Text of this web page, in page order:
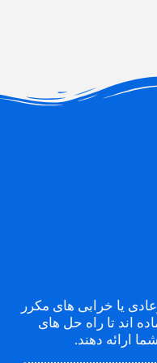
یا خرابی های مکرر
اند تا راه حل های
ارائه دهند.